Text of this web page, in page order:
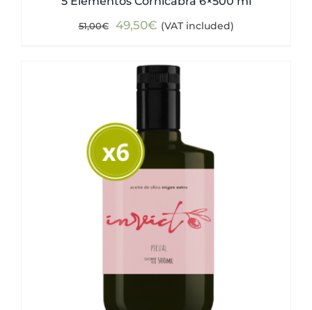
51,00€
Original
was:
51,00€.
49,50€Current
is:
49,50€.
(VAT included)